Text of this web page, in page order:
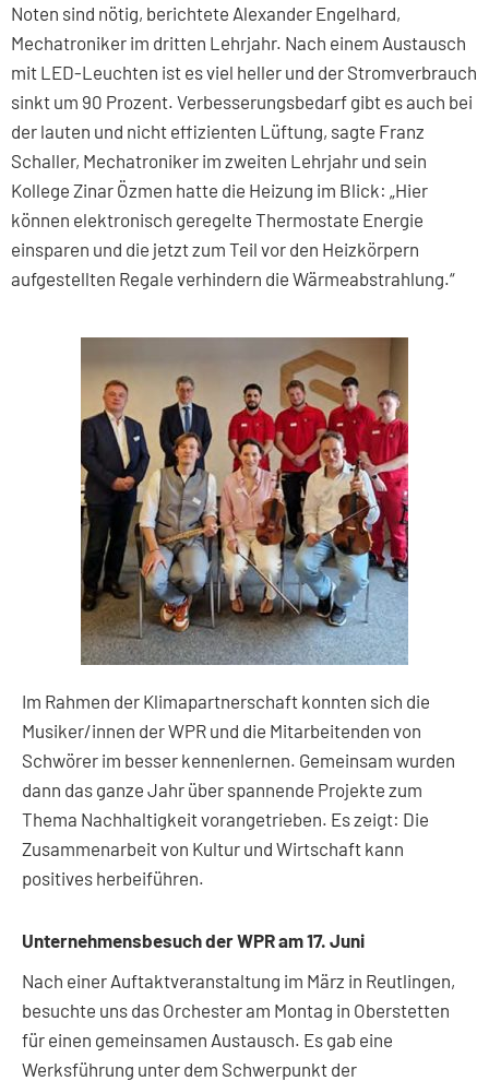
Noten sind nötig, berichtete Alexander Engelhard,
Mechatroniker im dritten Lehrjahr. Nach einem Austausch
mit LED-Leuchten ist es viel heller und der Stromverbrauch
sinkt um 90 Prozent. Verbesserungsbedarf gibt es auch bei
der lauten und nicht effizienten Lüftung, sagte Franz
Schaller, Mechatroniker im zweiten Lehrjahr und sein
Kollege Zinar Özmen hatte die Heizung im Blick: „Hier
können elektronisch geregelte Thermostate Energie
einsparen und die jetzt zum Teil vor den Heizkörpern
aufgestellten Regale verhindern die Wärmeabstrahlung.“
Im Rahmen der Klimapartnerschaft konnten sich die
Musiker/innen der WPR und die Mitarbeitenden von
Schwörer im besser kennenlernen. Gemeinsam wurden
dann das ganze Jahr über spannende Projekte zum
Thema Nachhaltigkeit vorangetrieben. Es zeigt: Die
Zusammenarbeit von Kultur und Wirtschaft kann
positives herbeiführen.
Unternehmensbesuch der WPR am 17. Juni
Nach einer Auftaktveranstaltung im März in Reutlingen,
besuchte uns das Orchester am Montag in Oberstetten
für einen gemeinsamen Austausch. Es gab eine
Werksführung unter dem Schwerpunkt der